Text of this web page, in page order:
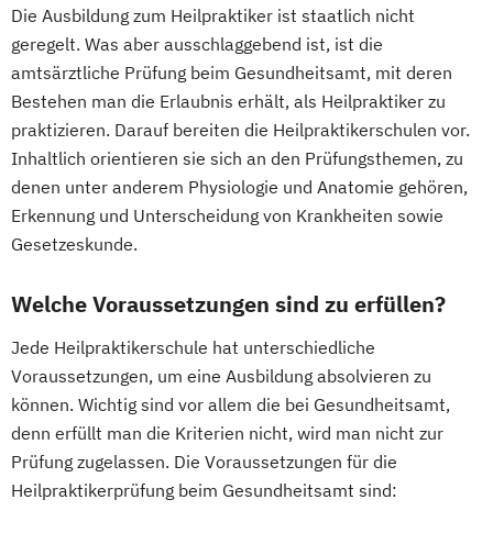
Die Ausbildung zum Heilpraktiker ist staatlich nicht
geregelt. Was aber ausschlaggebend ist, ist die
amtsärztliche Prüfung beim Gesundheitsamt, mit deren
Bestehen man die Erlaubnis erhält, als Heilpraktiker zu
praktizieren. Darauf bereiten die Heilpraktikerschulen vor.
Inhaltlich orientieren sie sich an den Prüfungsthemen, zu
denen unter anderem Physiologie und Anatomie gehören,
Erkennung und Unterscheidung von Krankheiten sowie
Gesetzeskunde.
Welche Voraussetzungen sind zu erfüllen?
Jede Heilpraktikerschule hat unterschiedliche
Voraussetzungen, um eine Ausbildung absolvieren zu
können. Wichtig sind vor allem die bei Gesundheitsamt,
denn erfüllt man die Kriterien nicht, wird man nicht zur
Prüfung zugelassen. Die Voraussetzungen für die
Heilpraktikerprüfung beim Gesundheitsamt sind: